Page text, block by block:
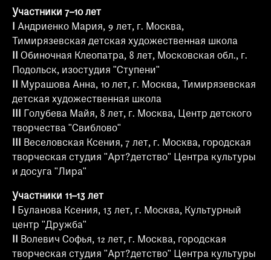
Участники 7–10 лет
Андриенко Мария, 9 лет, г. Москва,
Тимирязевская детская художественная школа
Обиночная Клеопатра, 8 лет, Московская обл., г.
Подольск, изостудия "Ступени"
Мурашова Анна, 10 лет, г. Москва, Тимирязевская
детская художественная школа
Голубева Майя, 8 лет, г. Москва, Центр детского
творчества "Свиблово"
Веселовская Ксения, 7 лет, г. Москва, городская
творческая студия "Арт?детство" Центра культуры
и досуга "Лира"
Участники 11–13 лет
Буланова Ксения, 13 лет, г. Москва, Культурный
центр "Дружба"
Волевич Софья, 12 лет, г. Москва, городская
творческая студия "Арт?детство" Центра культуры